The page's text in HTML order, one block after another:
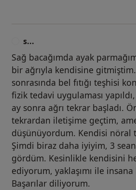
s...
Sağ bacağımda ayak
bir ağrıyla kendisine
sonrasında bel fıtığı teşhisi
fizik tedavi uygulaması
ay sonra ağrı tekrar başladı.
tekrardan iletişime geçtim,
düşünüyordum. Kendisi nöral
Şimdi biraz daha iyiyim, 3
gördüm. Kesinlikle kendisini
ediyorum, yaklaşımı ile
Başarılar diliyorum.